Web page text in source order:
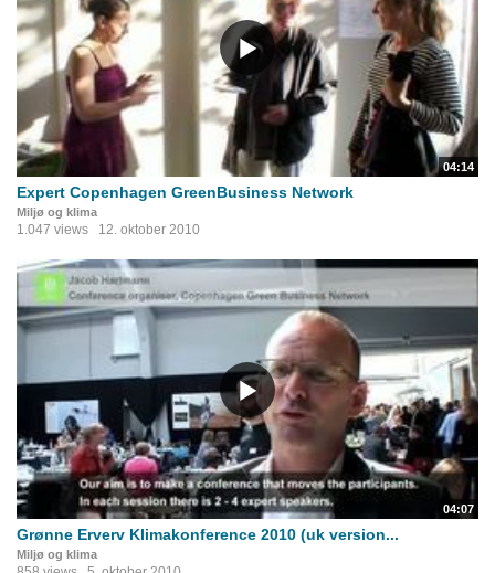
04:14
Expert Copenhagen GreenBusiness Network
Miljø og klima
1.047 views 12. oktober 2010
04:07
Grønne Erverv Klimakonference 2010 (uk version...
Miljø og klima